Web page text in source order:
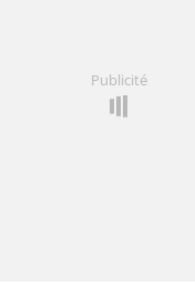
Publicité